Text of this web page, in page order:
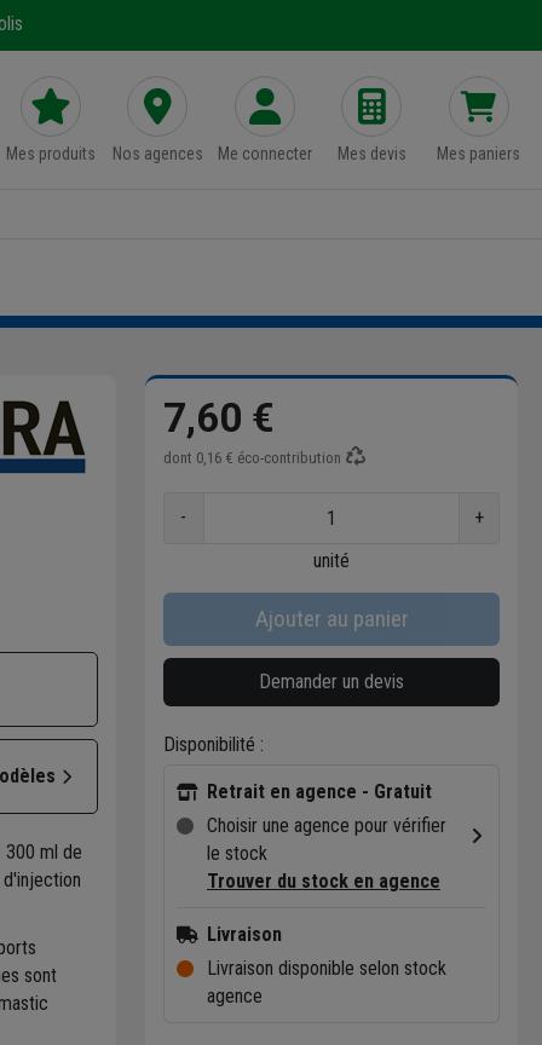
Mes produits Nos agences Me connecter Mes devis Mes paniers
ml de
sont
7,60 €
dont 0,16 € éco-contribution
-
+
unité
Ajouter au panier
Demander un devis
Disponibilité :
Retrait en agence - Gratuit
Choisir une agence pour vérifier
le stock
Trouver du stock en agence
Livraison
Livraison disponible selon stock
agence